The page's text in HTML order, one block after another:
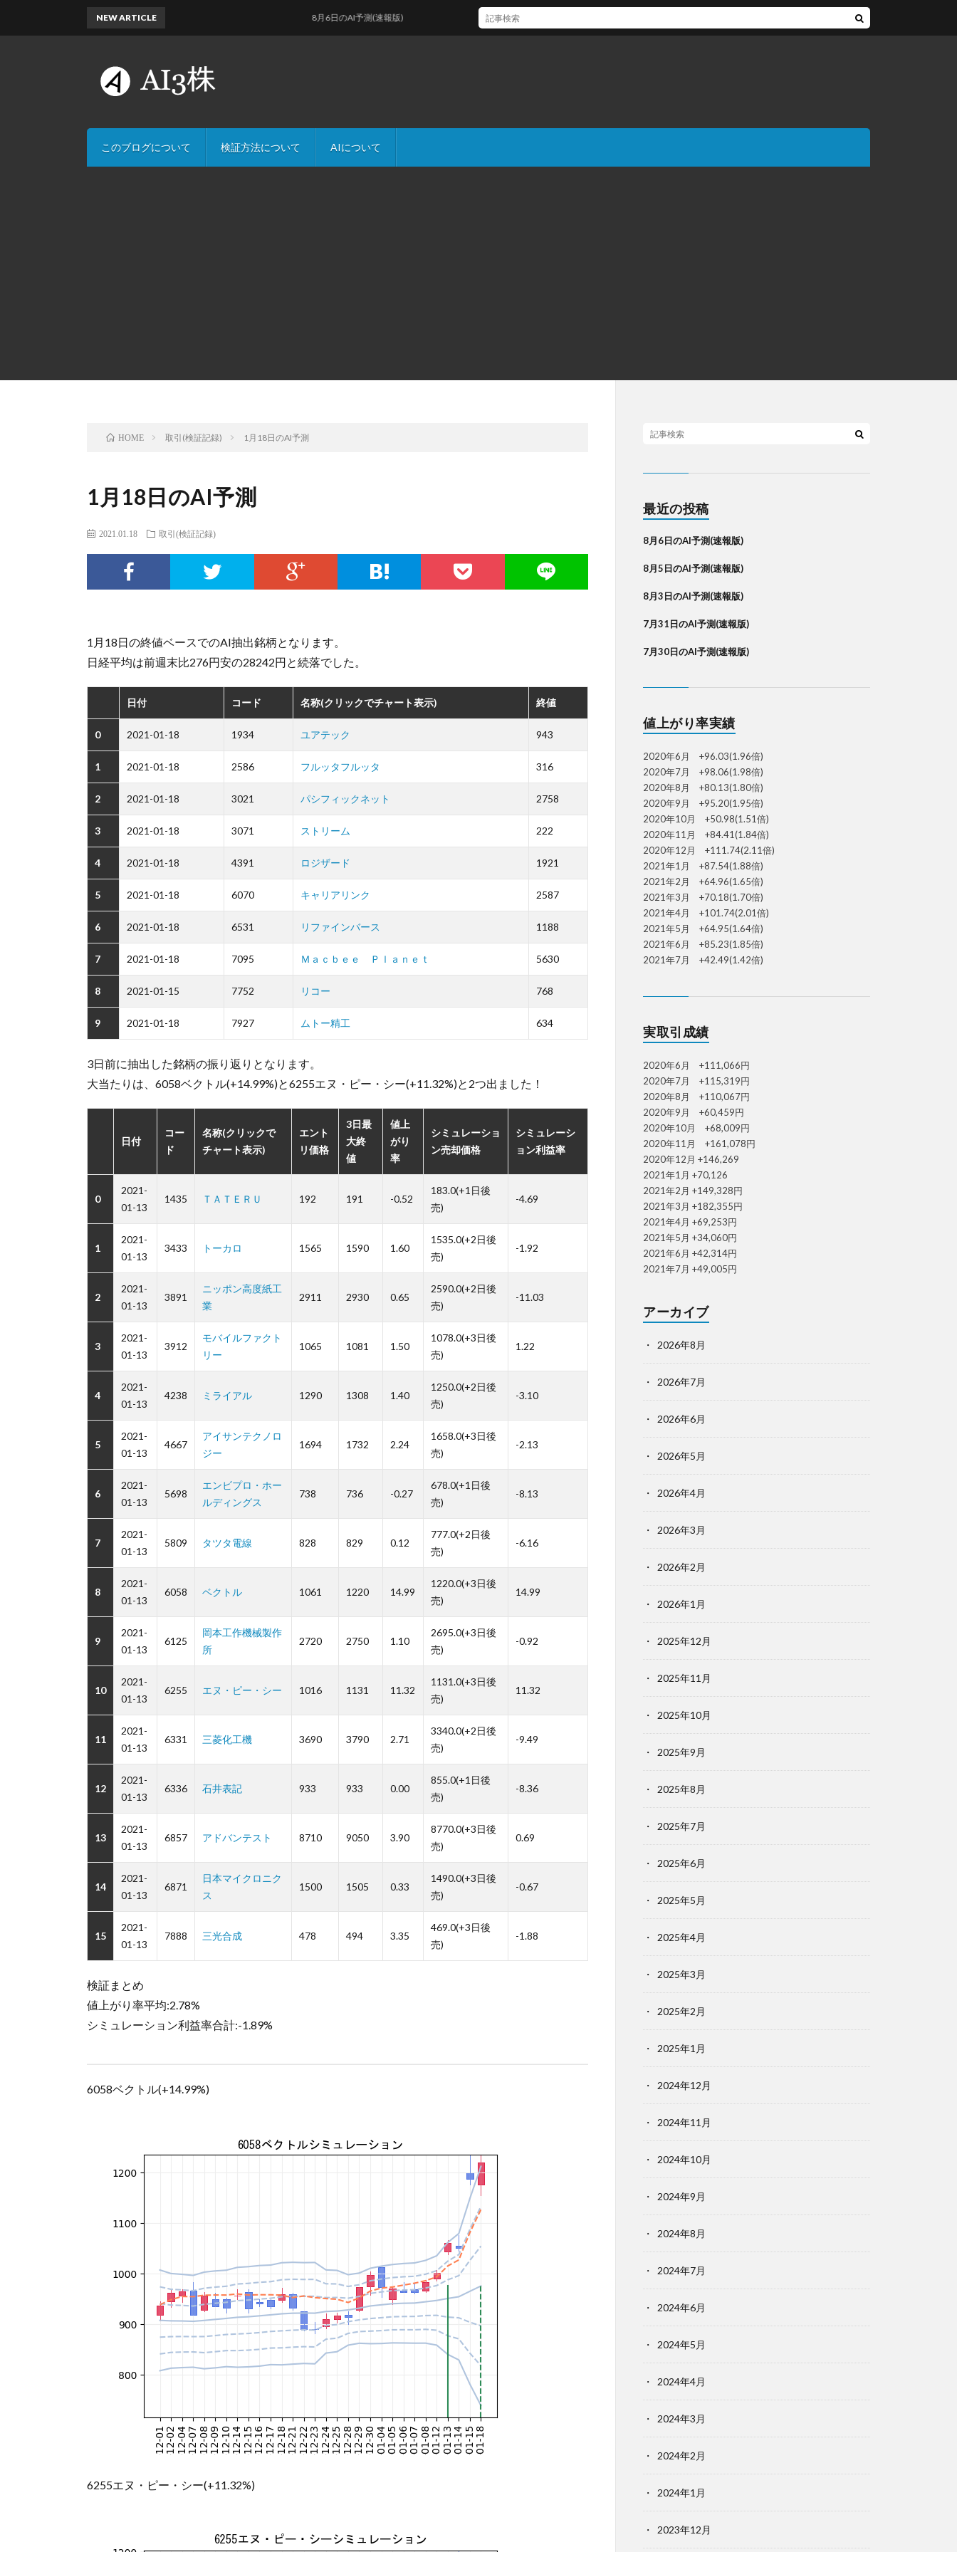
このブログについて 検証方法について AIについて
NEW ARTICLE 8月6日のAI予測(速報版)
HOME 取引(検証記録) 1月18日のAI予測
1月18日のAI予測
2021.01.18 取引(検証記録)
1月18日の終値ベースでのAI抽出銘柄となります。
日経平均は前週末比276円安の28242円と続落でした。
日付 コード 名称(クリックでチャート表示) 終値
0 2021-01-18 1934 ユアテック 943
1 2021-01-18 2586 フルッタフルッタ 316
2 2021-01-18 3021 パシフィックネット 2758
3 2021-01-18 3071 ストリーム 222
4 2021-01-18 4391 ロジザード 1921
5 2021-01-18 6070 キャリアリンク 2587
6 2021-01-18 6531 リファインバース 1188
7 2021-01-18 7095 Ｍａｃｂｅｅ Ｐｌａｎｅｔ 5630
8 2021-01-15 7752 リコー 768
9 2021-01-18 7927 ムトー精工 634
3日前に抽出した銘柄の振り返りとなります。
大当たりは、6058ベクトル(+14.99%)と6255エヌ・ピー・シー(+11.32%)と2つ出ました！
日付
コー
ド
名称(クリックで
チャート表示)
エント
リ価格
3日最
大終
値
値上
がり
率
シミュレーショ
ン売却価格
シミュレーシ
ョン利益率
0
2021-
01-13
1435 ＴＡＴＥＲＵ 192 191 -0.52
183.0(+1日後
売)
-4.69
1
2021-
01-13
3433 トーカロ 1565 1590 1.60
1535.0(+2日後
売)
-1.92
2
2021-
01-13
3891
ニッポン高度紙工
業
2911 2930 0.65
2590.0(+2日後
売)
-11.03
3
2021-
01-13
3912
モバイルファクト
リー
1065 1081 1.50
1078.0(+3日後
売)
1.22
4
2021-
01-13
4238 ミライアル 1290 1308 1.40
1250.0(+2日後
売)
-3.10
5
2021-
01-13
4667
アイサンテクノロ
ジー
1694 1732 2.24
1658.0(+3日後
売)
-2.13
6
2021-
01-13
5698
エンビプロ・ホー
ルディングス
738 736 -0.27
678.0(+1日後
売)
-8.13
7
2021-
01-13
5809 タツタ電線 828 829 0.12
777.0(+2日後
売)
-6.16
8
2021-
01-13
6058 ベクトル 1061 1220 14.99
1220.0(+3日後
売)
14.99
9
2021-
01-13
6125
岡本工作機械製作
所
2720 2750 1.10
2695.0(+3日後
売)
-0.92
10
2021-
01-13
6255 エヌ・ピー・シー 1016 1131 11.32
1131.0(+3日後
売)
11.32
11
2021-
01-13
6331 三菱化工機 3690 3790 2.71
3340.0(+2日後
売)
-9.49
12
2021-
01-13
6336 石井表記 933 933 0.00
855.0(+1日後
売)
-8.36
13
2021-
01-13
6857 アドバンテスト 8710 9050 3.90
8770.0(+3日後
売)
0.69
14
2021-
01-13
6871
日本マイクロニク
ス
1500 1505 0.33
1490.0(+3日後
売)
-0.67
15
2021-
01-13
7888 三光合成 478 494 3.35
469.0(+3日後
売)
-1.88
検証まとめ
値上がり率平均:2.78%
シミュレーション利益率合計:-1.89%
6058ベクトル(+14.99%)
6255エヌ・ピー・シー(+11.32%)
最近の投稿
8月6日のAI予測(速報版)
8月5日のAI予測(速報版)
8月3日のAI予測(速報版)
7月31日のAI予測(速報版)
7月30日のAI予測(速報版)
値上がり率実績
2020年6月 +96.03(1.96倍)
2020年7月 +98.06(1.98倍)
2020年8月 +80.13(1.80倍)
2020年9月 +95.20(1.95倍)
2020年10月 +50.98(1.51倍)
2020年11月 +84.41(1.84倍)
2020年12月 +111.74(2.11倍)
2021年1月 +87.54(1.88倍)
2021年2月 +64.96(1.65倍)
2021年3月 +70.18(1.70倍)
2021年4月 +101.74(2.01倍)
2021年5月 +64.95(1.64倍)
2021年6月 +85.23(1.85倍)
2021年7月 +42.49(1.42倍)
実取引成績
2020年6月 +111,066円
2020年7月 +115,319円
2020年8月 +110,067円
2020年9月 +60,459円
2020年10月 +68,009円
2020年11月 +161,078円
2020年12月 +146,269
2021年1月 +70,126
2021年2月 +149,328円
2021年3月 +182,355円
2021年4月 +69,253円
2021年5月 +34,060円
2021年6月 +42,314円
2021年7月 +49,005円
アーカイブ
2026年8月
2026年7月
2026年6月
2026年5月
2026年4月
2026年3月
2026年2月
2026年1月
2025年12月
2025年11月
2025年10月
2025年9月
2025年8月
2025年7月
2025年6月
2025年5月
2025年4月
2025年3月
2025年2月
2025年1月
2024年12月
2024年11月
2024年10月
2024年9月
2024年8月
2024年7月
2024年6月
2024年5月
2024年4月
2024年3月
2024年2月
2024年1月
2023年12月